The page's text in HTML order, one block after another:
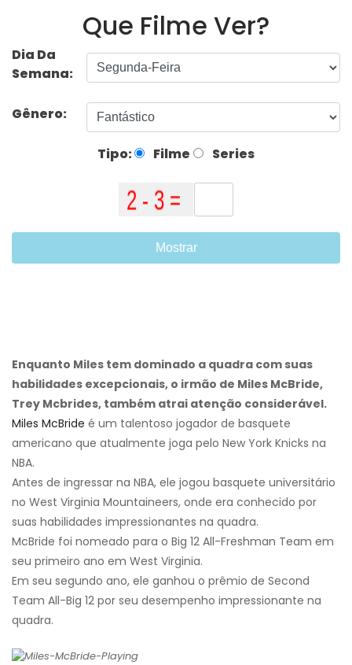
Que Filme Ver?
Dia Da
Semana:
Gênero:
Tipo: Filme Series
Mostrar
Enquanto Miles tem dominado a quadra com suas
habilidades excepcionais, o irmão de Miles McBride,
Trey Mcbrides, também atrai atenção considerável.
Miles McBride é um talentoso jogador de basquete
americano que atualmente joga pelo New York Knicks na
NBA.
Antes de ingressar na NBA, ele jogou basquete universitário
no West Virginia Mountaineers, onde era conhecido por
suas habilidades impressionantes na quadra.
McBride foi nomeado para o Big 12 All-Freshman Team em
seu primeiro ano em West Virginia.
Em seu segundo ano, ele ganhou o prêmio de Second
Team All-Big 12 por seu desempenho impressionante na
quadra.